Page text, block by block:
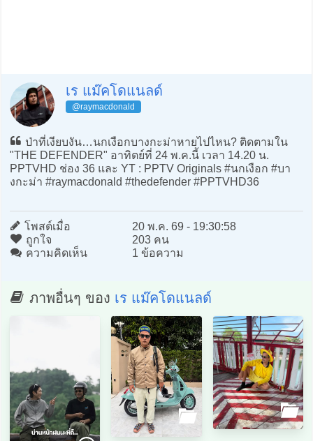
เร แม๊คโดแนลด์
@raymacdonald
ป่าที่เงียบงัน…นกเงือกบางกะม่าหายไปไหน? ติดตามใน
"THE DEFENDER" อาทิตย์ที่ 24 พ.ค.นี้ เวลา 14.20 น.
PPTVHD ช่อง 36 และ YT : PPTV Originals #นกเงือก #บา
งกะม่า #raymacdonald #thedefender #PPTVHD36
โพสต์เมื่อ
20 พ.ค. 69 - 19:30:58
ถูกใจ
203 คน
ความคิดเห็น
1 ข้อความ
ภาพอื่นๆ ของ เร แม๊คโดแนลด์